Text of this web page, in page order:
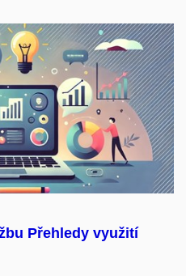
Přehledy využití